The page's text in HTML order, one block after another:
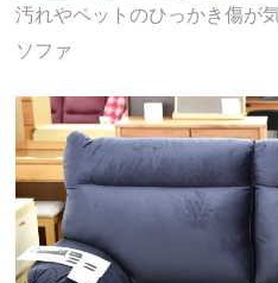
汚れやペットのひっかき傷が
ソファ